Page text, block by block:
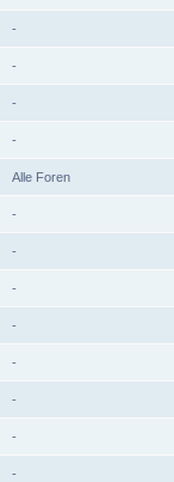
-
-
-
-
Alle Foren
-
-
-
-
-
-
-
-